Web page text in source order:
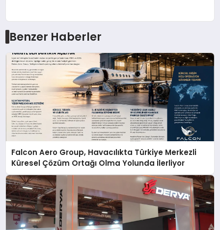
Benzer Haberler
Falcon Aero Group, Havacılıkta Türkiye Merkezli
Küresel Çözüm Ortağı Olma Yolunda İlerliyor